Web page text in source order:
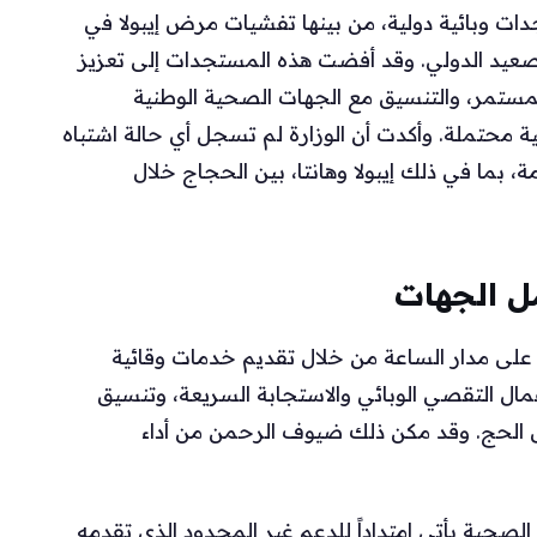
وبائية دولية، من بينها تفشيات مرض إيبولا في
الدولي. وقد أفضت هذه المستجدات إلى تعزيز
والتنسيق مع الجهات الصحية الوطنية
محتملة. وأكدت أن الوزارة لم تسجل أي حالة اشتباه
بما في ذلك إيبولا وهانتا، بين الحجاج خلال
الجهات
مدار الساعة من خلال تقديم خدمات وقائية
التقصي الوبائي والاستجابة السريعة، وتنسيق
الحج. وقد مكن ذلك ضيوف الرحمن من أداء
يأتي امتداداً للدعم غير المحدود الذي تقدمه